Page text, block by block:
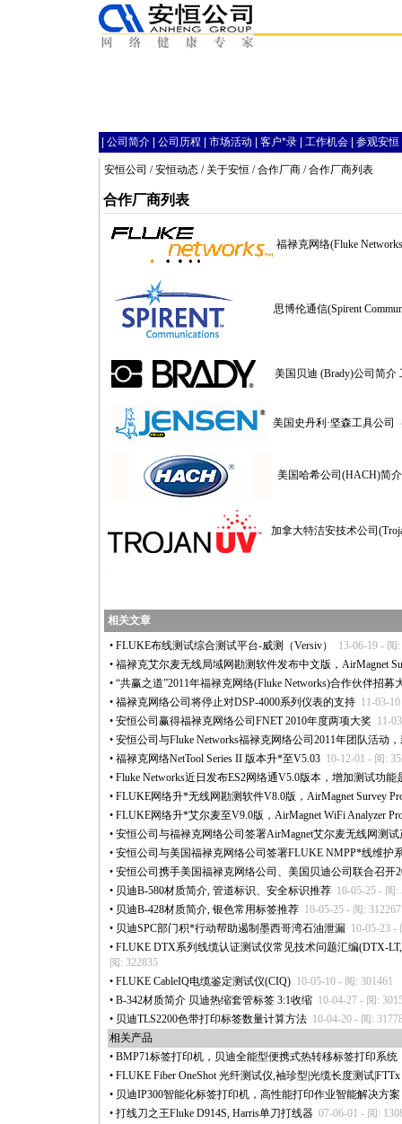
公司简介 公司历程 市场活动 客户*录 工作机会 参观安恒
安恒公司 /安恒动态 / 关于安恒 /合作厂商 / 合作厂商列表
合作厂商列表
福禄克网络(Fluke
思博伦通信(Spirent
美国贝迪 (Brady)公司简介
美国史丹利·坚森工具公司
美国哈希公司(HACH)简
加拿大特洁安技术公司
相关文章
• FLUKE布线测试综合测试平台-威测（Versiv）
13-06-19 - 阅
• 福禄克艾尔麦无线局域网勘测软件发布中文版，AirMagnet
• “共赢之道”2011年福禄克网络(Fluke Networks)合作伙伴招募
• 福禄克网络公司将停止对DSP-4000系列仪表的支持 11-03-
• 安恒公司赢得福禄克网络公司FNET 2010年度两项大奖 11-
• 安恒公司与Fluke Networks福禄克网络公司2011年团队活动
• 福禄克网络NetTool Series II 版本升*至V5.03 10-12-01 - 阅:
• Fluke Networks近日发布ES2网络通V5.0版本，增加测试功能
• FLUKE网络升*无线网勘测软件V8.0版，AirMagnet Survey
• FLUKE网络升*艾尔麦至V9.0版，AirMagnet WiFi Analyzer
• 安恒公司与福禄克网络公司签署AirMagnet艾尔麦无线网测
• 安恒公司与美国福禄克网络公司签署FLUKE NMPP*线维护
• 安恒公司携手美国福禄克网络公司、美国贝迪公司联合召开
• 贝迪B-580材质简介, 管道标识、安全标识推荐 10-05-25 - 阅:
• 贝迪B-428材质简介, 银色常用标签推荐 10-05-25 - 阅: 312267
• 贝迪SPC部门积*行动帮助遏制墨西哥湾石油泄漏 10-05-23 -
• FLUKE DTX系列线缆认证测试仪常见技术问题汇编(DTX-
阅: 322835
• FLUKE CableIQ电缆鉴定测试仪(CIQ) 10-05-10 - 阅: 301461
• B-342材质简介 贝迪热缩套管标签 3:1收缩 10-04-27 - 阅:
• 贝迪TLS2200色带打印标签数量计算方法 10-04-20 - 阅:
相关产品
• BMP71标签打印机，贝迪全能型便携式热转移标签打印系统
• FLUKE Fiber OneShot 光纤测试仪,袖珍型|光缆长度测试
• 贝迪IP300智能化标签打印机，高性能打印作业智能解决方案
• 打线刀之王Fluke D914S, Harris单刀打线器 07-06-01 - 阅: